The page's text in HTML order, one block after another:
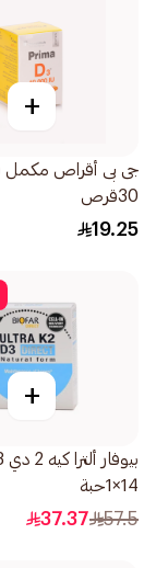
+
30قرص
19.25
+
14×1حبة
57.5
37.37